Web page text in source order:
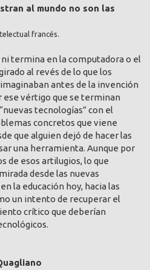
al mundo no son las
francés.
termina en la computadora o el
al revés de lo que los
antes de la invención
ese vértigo que se terminan
tecnologías” con el
concretos que viene
que alguien dejó de hacer las
una herramienta. Aunque por
de esos artilugios, lo que
desde las nuevas
la educación hoy, hacia las
un intento de recuperar el
crítico que deberían